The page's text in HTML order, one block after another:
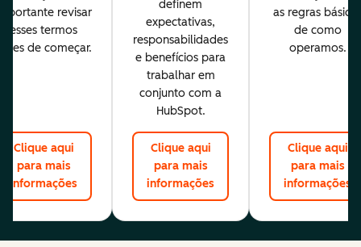
revisar
esses termos
de começar.
Clique aqui
para mais
informações
definem
expectativas,
responsabilidades
e benefícios para
trabalhar em
conjunto com a
HubSpot.
Clique aqui
para mais
informações
as regras básicas
de como
operamos.
Clique aqui
para mais
informações